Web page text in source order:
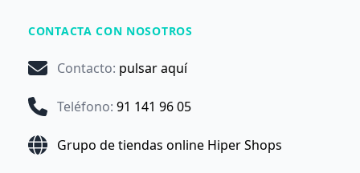
CONTACTA CON NOSOTROS
Contacto: pulsar aquí
Teléfono: 91 141 96 05
Grupo de tiendas online Hiper Shops